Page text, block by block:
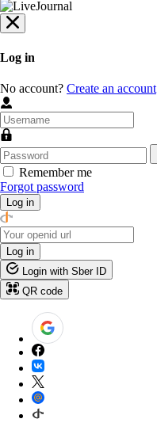
Log in
No account? Create an account
Remember me
Forgot password
Log in
Log in
Login with Sber ID
QR code